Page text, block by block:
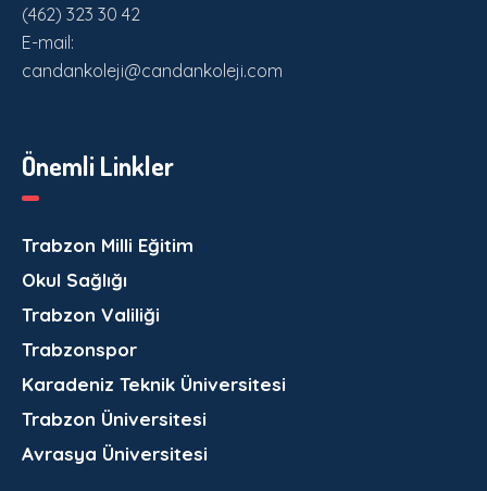
(462) 323 30 42
E-mail:
candankoleji@candankoleji.com
Önemli Linkler
Trabzon Milli Eğitim
Okul Sağlığı
Trabzon Valiliği
Trabzonspor
Karadeniz Teknik Üniversitesi
Trabzon Üniversitesi
Avrasya Üniversitesi